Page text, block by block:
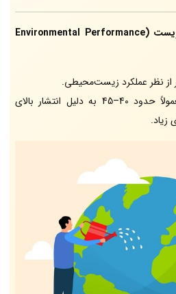
رتبه‌بندی جهانی محیط‌زیست (Environmental Performance
آمریکا: در رتبه‌ای پایین‌تر، معمولاً حدود 40–45 به دلیل انتشار بالای
زیاد.